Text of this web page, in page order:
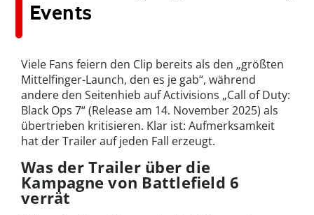
Events
Viele Fans feiern den Clip bereits als den „größten
Mittelfinger-Launch, den es je gab“, während
andere den Seitenhieb auf Activisions „Call of Duty:
Black Ops 7“ (Release am 14. November 2025) als
übertrieben kritisieren. Klar ist: Aufmerksamkeit
hat der Trailer auf jeden Fall erzeugt.
Was der Trailer über die
Kampagne von Battlefield 6
verrät